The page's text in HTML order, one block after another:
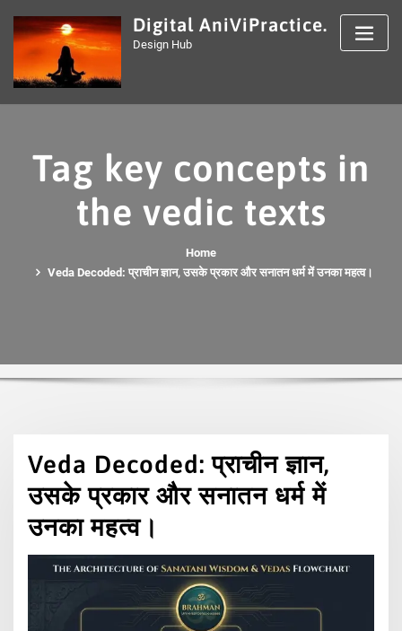
content
Digital AniViPractice.
Design Hub
Tag key concepts in
the vedic texts
Home
Veda Decoded: प्राचीन ज्ञान, उसके प्रकार और सनातन धर्म में उनका महत्व।
Veda Decoded: प्राचीन ज्ञान,
उसके प्रकार और सनातन धर्म में
उनका महत्व।